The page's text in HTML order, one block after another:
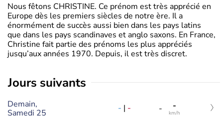
Nous fêtons CHRISTINE. Ce prénom est très apprécié en
Europe dès les premiers siècles de notre ère. Il a
énormément de succès aussi bien dans les pays latins
que dans les pays scandinaves et anglo saxons. En France,
Christine fait partie des prénoms les plus appréciés
jusqu’aux années 1970. Depuis, il est très discret.
jours suivants
Demain,
Samedi 25
- | - - -
km/h